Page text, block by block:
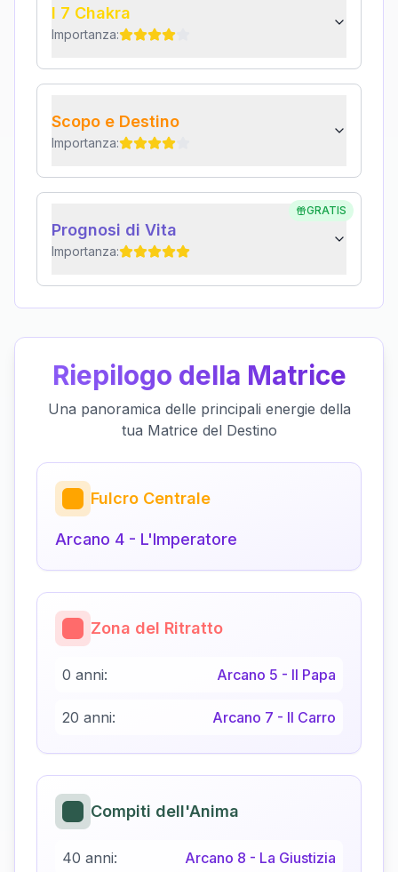
I 7 Chakra
Importanza:
Scopo e Destino
Importanza:
GRATIS
Prognosi di Vita
Importanza:
Riepilogo della Matrice
Una panoramica delle principali energie della
tua Matrice del Destino
Fulcro Centrale
Arcano 4 - L'Imperatore
Zona del Ritratto
0 anni: Arcano 5 - Il Papa
20 anni: Arcano 7 - Il Carro
Compiti dell'Anima
40 anni: Arcano 8 - La Giustizia